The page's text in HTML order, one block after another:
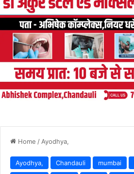
Home / Ayodhya,
Ayodhya, Chandauli mumbai